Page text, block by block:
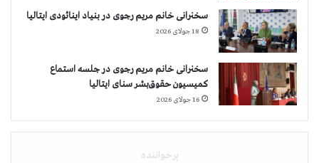
سخنرانی خانم مریم رجوی در بنیاد اینائودی ایتالیا
18 جولای 2026
سخنرانی خانم مریم رجوی در جلسه استماع
کمیسیون حقوق‌بشر سنای ایتالیا
16 جولای 2026
پرخواننده